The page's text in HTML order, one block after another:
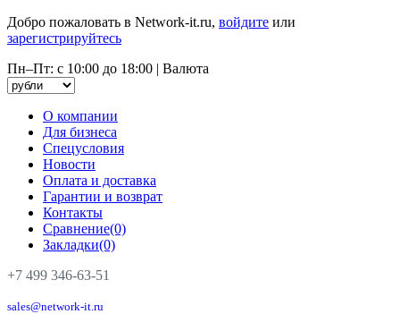
Добро пожаловать в Network-it.ru, войдите или
зарегистрируйтесь
Пн–Пт: с 10:00 до 18:00 | Валюта
О компании
Для бизнеса
Спецусловия
Новости
Оплата и доставка
Гарантии и возврат
Контакты
Сравнение(0)
Закладки(0)
+7 499 346-63-51
sales@network-it.ru